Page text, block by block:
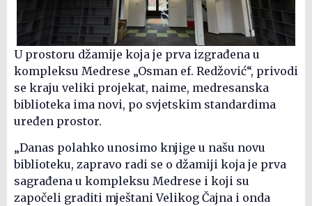
U prostoru džamije koja je prva izgrađena u
kompleksu Medrese „Osman ef. Redžović“, privodi
se kraju veliki projekat, naime, medresanska
biblioteka ima novi, po svjetskim standardima
uređen prostor.
„Danas polahko unosimo knjige u našu novu
biblioteku, zapravo radi se o džamiji koja je prva
sagrađena u kompleksu Medrese i koji su
započeli graditi mještani Velikog Čajna i onda